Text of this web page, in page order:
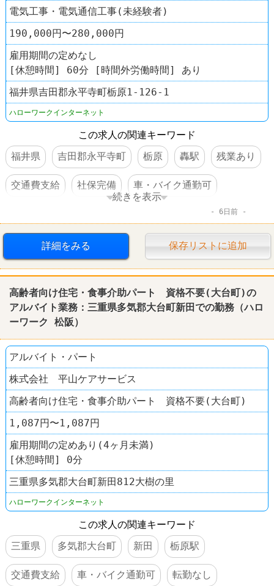
電気工事・電気通信工事(未経験者)
190,000円〜280,000円
雇用期間の定めなし
[休憩時間] 60分 [時間外労働時間] あり
福井県吉田郡永平寺町栃原1-126-1
ハローワークインターネット
この求人の関連キーワード
福井県
吉田郡永平寺町 栃原 轟駅 残業あり
交通費支給 社保完備 車・バイク通勤可
続きを表示
6日前
詳細をみる 保存リストに追加
高齢者向け住宅・食事介助パート 資格不要(大台町)の
アルバイト業務：三重県多気郡大台町新田での勤務（ハロ
ーワーク 松阪）
アルバイト・パート
株式会社 平山ケアサービス
高齢者向け住宅・食事介助パート 資格不要(大台町)
1,087円〜1,087円
雇用期間の定めあり(4ヶ月未満)
[休憩時間] 0分
三重県多気郡大台町新田812大樹の里
ハローワークインターネット
この求人の関連キーワード
三重県
多気郡大台町 新田 栃原駅
交通費支給 車・バイク通勤可 転勤なし